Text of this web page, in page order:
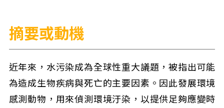
摘要或動機
近年來，水污染成為全球性重大議題，被指出可能
為造成生物疾病與死亡的主要因素。因此發展環境
感測動物，用來偵測環境汙染，以提供足夠應變時